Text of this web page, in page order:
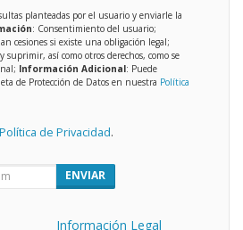
planteadas por el usuario y enviarle la
: Consentimiento del usuario;
cesiones si existe una obligación legal;
suprimir, así como otros derechos, como se
Información Adicional: Puede
de Protección de Datos en nuestra Política
Política de Privacidad.
ENVIAR
Información Legal